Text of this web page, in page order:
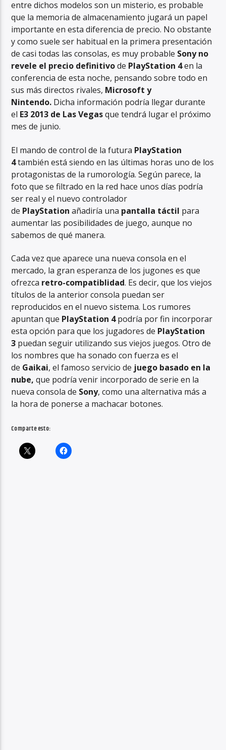
entre dichos modelos son un misterio, es probable
que la memoria de almacenamiento jugará un papel
importante en esta diferencia de precio. No obstante
y como suele ser habitual en la primera presentación
de casi todas las consolas, es muy probable Sony no
revele el precio definitivode PlayStation 4en la
conferencia de esta noche, pensando sobre todo en
sus más directos rivales, Microsoft y
Nintendo. Dicha información podría llegar durante
el E3 2013 de Las Vegasque tendrá lugar el próximo
mes de junio.
El mando de control de la futura PlayStation
4también está siendo en las últimas horas uno de los
protagonistas de la rumorología. Según parece, la
foto que se filtrado en la red hace unos días podría
ser real y el nuevo controlador
de PlayStation añadiría una pantalla táctil para
aumentar las posibilidades de juego, aunque no
sabemos de qué manera.
Cada vez que aparece una nueva consola en el
mercado, la gran esperanza de los jugones es que
ofrezca retro-compatiblidad. Es decir, que los viejos
títulos de la anterior consola puedan ser
reproducidos en el nuevo sistema. Los rumores
apuntan que PlayStation 4podría por fin incorporar
esta opción para que los jugadores de PlayStation
3 puedan seguir utilizando sus viejos juegos. Otro de
los nombres que ha sonado con fuerza es el
de Gaikai, el famoso servicio de juego basado en la
nube, que podría venir incorporado de serie en la
nueva consola de Sony, como una alternativa más a
la hora de ponerse a machacar botones.
Comparte esto: